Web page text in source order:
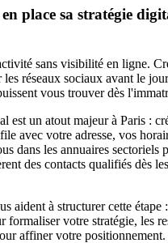
place sa stratégie
sans visibilité en ligne.
réseaux sociaux avant le
vous trouver dès
est un atout majeur à Paris :
avec votre adresse, vos
dans les annuaires sectoriels
des contacts qualifiés dès
aident à structurer cette étape
formaliser votre stratégie, les
affiner votre positionnement.